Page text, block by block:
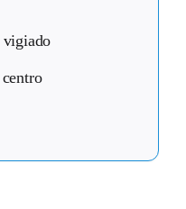
vigiado